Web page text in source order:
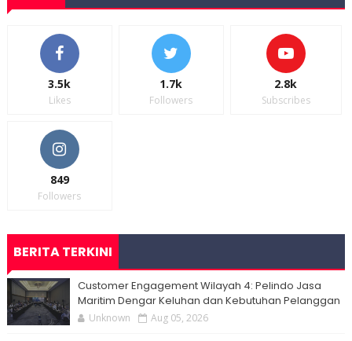
3.5k
Likes
1.7k
Followers
2.8k
Subscribes
849
Followers
BERITA TERKINI
Customer Engagement Wilayah 4: Pelindo Jasa
Maritim Dengar Keluhan dan Kebutuhan Pelanggan
Unknown Aug 05, 2026